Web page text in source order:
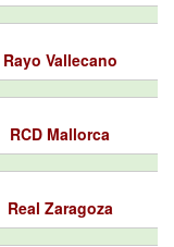
Rayo Vallecano
RCD Mallorca
Real Zaragoza